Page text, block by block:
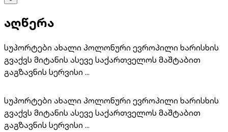
აღწერა
სუპორტები ახალი პოლონური ევროპილი ხარისხის
გვაქვს მიტანის ასევე საქართველოს მაშტაბით
გაგზავნის სერვისი ...
სუპორტები ახალი პოლონური ევროპილი ხარისხის
გვაქვს მიტანის ასევე საქართველოს მაშტაბით
გაგზავნის სერვისი ...